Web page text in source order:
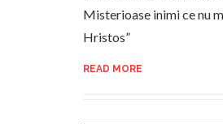
Misterioase inimi ce nu
Hristos”
READ MORE